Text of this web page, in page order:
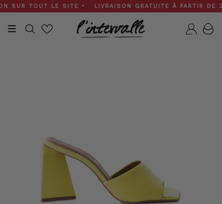
Skip
to
content
TOUT LE SITE • LIVRAISON GRATUITE À PARTIR DE
Recherche